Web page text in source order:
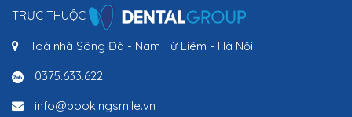
TRỰC THUỘC
Toà nhà Sông Đà - Nam Từ Liêm - Hà Nội
0375.633.622
info@bookingsmile.vn